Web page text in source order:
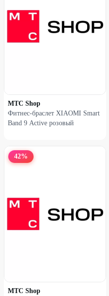
МТС Shop
Фитнес-браслет XIAOMI Smart
Band 9 Active розовый
42%
МТС Shop